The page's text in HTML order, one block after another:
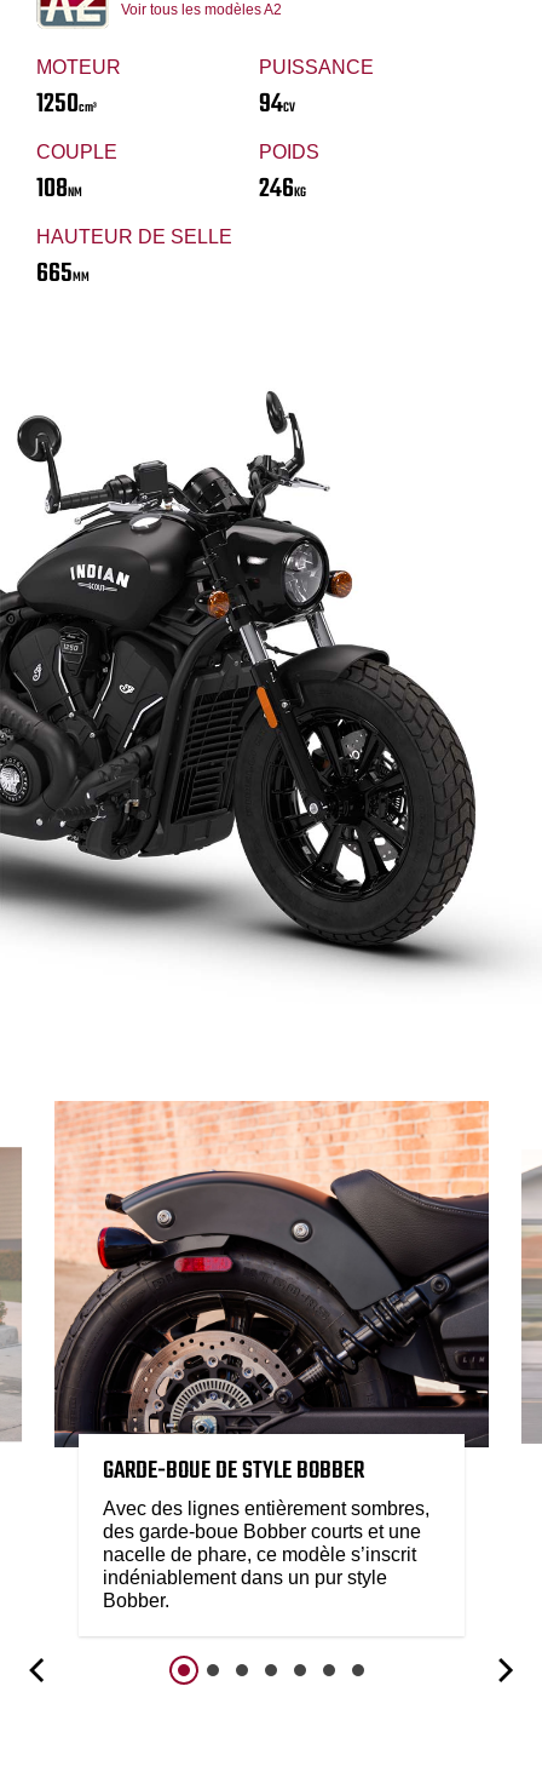
MOTEUR
1250cm³
PUISSANCE
94CV
COUPLE
108NM
POIDS
246KG
HAUTEUR DE SELLE
665MM
Voir tous les modèles A2
GARDE-BOUE DE STYLE BOBBER
Avec des lignes entièrement sombres,
des garde-boue Bobber courts et une
nacelle de phare, ce modèle s’inscrit
indéniablement dans un pur style
Bobber.